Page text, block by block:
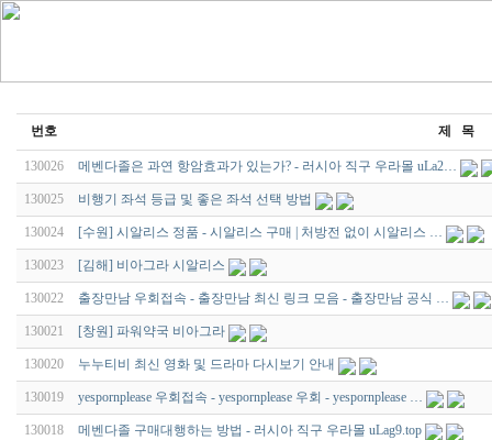
번호 제 목
130026 메벤다졸은 과연 항암효과가 있는가? - 러시아 직구 우라몰 uLa2…
130025 비행기 좌석 등급 및 좋은 좌석 선택 방법
130024 [수원] 시알리스 정품 - 시알리스 구매 | 처방전 없이 시알리스 …
130023 [김해] 비아그라 시알리스
130022 출장만남 우회접속 - 출장만남 최신 링크 모음 - 출장만남 공식 …
130021 [창원] 파워약국 비아그라
130020 누누티비 최신 영화 및 드라마 다시보기 안내
130019 yespornplease 우회접속 - yespornplease 우회 - yespornplease …
130018 메벤다졸 구매대행하는 방법 - 러시아 직구 우라몰 uLag9.top